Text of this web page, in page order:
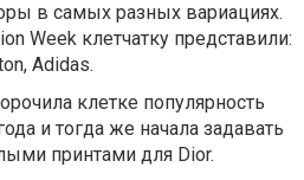
в самых разных вариациях.
Week клетчатку представили:
Adidas.
клетке популярность
и тогда же начала задавать
принтами для Dior.